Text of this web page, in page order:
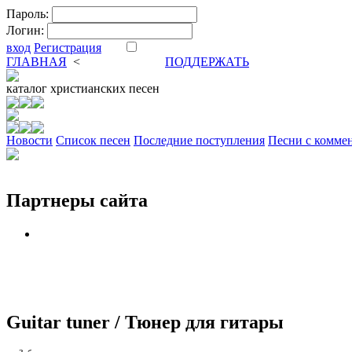
Пароль:
Логин:
вход Регистрация
ГЛАВНАЯ <
ПОДДЕРЖАТЬ
каталог христианских песен
Новости Cписок песен Последние поступления Песни с
Партнеры сайта
Guitar tuner / Тюнер для гитары